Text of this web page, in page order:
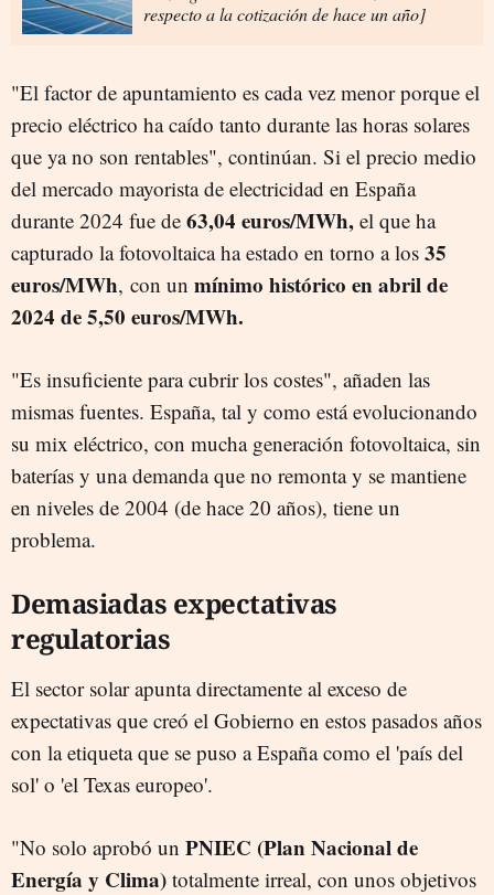
respecto a la cotización de hace un año]
"El factor de apuntamiento es cada vez menor porque el
precio eléctrico ha caído tanto durante las horas solares
que ya no son rentables", continúan. Si el precio medio
del mercado mayorista de electricidad en España
durante 2024 fue de 63,04 euros/MWh, el que ha
capturado la fotovoltaica ha estado en torno a los 35
euros/MWh, con un mínimo histórico en abril de
2024 de 5,50 euros/MWh.
"Es insuficiente para cubrir los costes", añaden las
mismas fuentes. España, tal y como está evolucionando
su mix eléctrico, con mucha generación fotovoltaica, sin
baterías y una demanda que no remonta y se mantiene
en niveles de 2004 (de hace 20 años), tiene un
problema.
Demasiadas expectativas
regulatorias
El sector solar apunta directamente al exceso de
expectativas que creó el Gobierno en estos pasados años
con la etiqueta que se puso a España como el 'país del
sol' o 'el Texas europeo'.
"No solo aprobó un PNIEC (Plan Nacional de
Energía y Clima) totalmente irreal, con unos objetivos